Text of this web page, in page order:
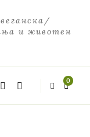
и животен
0